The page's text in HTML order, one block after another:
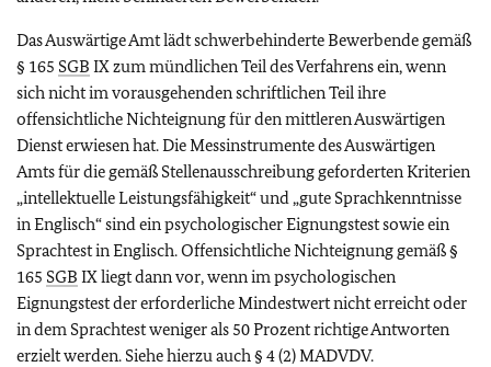
Das Auswärtige Amt lädt schwerbehinderte Bewerbende gemäß
§ 165 SGB IX zum mündlichen Teil des Verfahrens ein, wenn
sich nicht im vorausgehenden schriftlichen Teil ihre
offensichtliche Nichteignung für den mittleren Auswärtigen
Dienst erwiesen hat. Die Messinstrumente des Auswärtigen
Amts für die gemäß Stellenausschreibung geforderten Kriterien
„intellektuelle Leistungsfähigkeit“ und „gute Sprachkenntnisse
in Englisch“ sind ein psychologischer Eignungstest sowie ein
Sprachtest in Englisch. Offensichtliche Nichteignung gemäß §
165 SGB IX liegt dann vor, wenn im psychologischen
Eignungstest der erforderliche Mindestwert nicht erreicht oder
in dem Sprachtest weniger als 50 Prozent richtige Antworten
erzielt werden. Siehe hierzu auch § 4 (2) MADVDV.